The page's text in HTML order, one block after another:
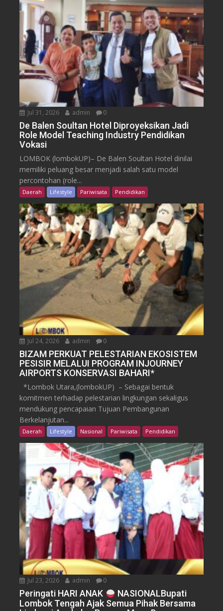
Jul 31, 2026 admin 0
De Balen Soultan Hotel Diproyeksikan Jadi
Role Model Teaching Industry Pendidikan
Vokasi
LOMBOK (lombokUP)– De Balen Soultan Hotel dinilai
memiliki peluang besar menjadi salah satu model
percontohan (role...
Daerah Lifestyle Pariwisata Pendidikan
Jul 24, 2026 admin 0
BIZAM PERKUAT PELESTARIAN EKOSISTEM
PESISIR MELALUI PROGRAM INJOURNEY
AIRPORTS KONSERVASI BAHARI*
*Lombok Utara,(lombokUP) – Sebagai bentuk
komitmen terhadap pelestarian lingkungan sekaligus
mendukung pencapaian Tujuan Pembangunan
Berkelanjutan...
Daerah Lifestyle Nasional Pariwisata Pendidikan
Jul 23, 2026 admin 0
Peringati HARI ANAK
NASIONALBupati
Lombok Tengah Ajak Semua Pihak Bersama